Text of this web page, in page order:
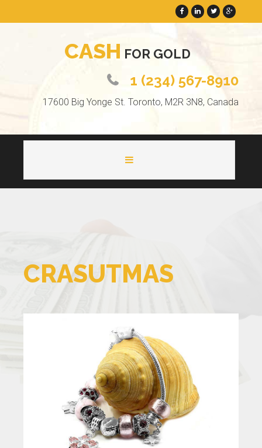
CASH FOR GOLD
1 (234) 567-8910
17600 Big Yonge St. Toronto, M2R 3N8, Canada
GALLERY
CRASUTMAS